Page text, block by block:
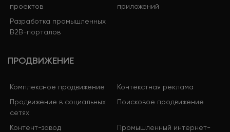
проектов
приложений
Разработка промышленных
B2B-порталов
ПРОДВИЖЕНИЕ
Комплексное продвижение
Контекстная реклама
Продвижение в социальных
сетях
Поисковое продвижение
Контент-завод
Промышленный интернет-